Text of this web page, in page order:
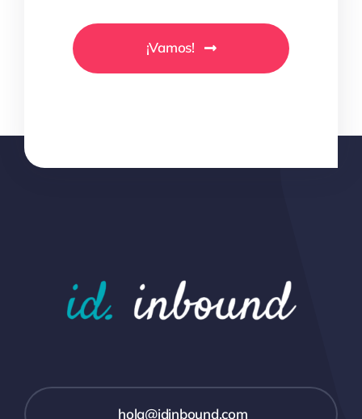
¡Vamos!
hola@idinbound.com